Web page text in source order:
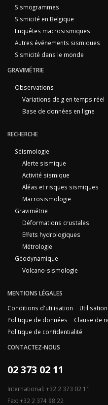
Sismogrammes
Sismicité en Belgique
Enquêtes macrosismiques
Autres événements sismiques
Sismicité dans le monde
GRAVIMÉTRIE
Observations
Variations de g en temps réel
Base de données en ligne
RECHERCHE
Séismologie
Alerte sismique
Activité sismique
Aléas et risques sismiques
Macrosismologie
Gravimétrie
Déformations crustales
Effets hydrologiques
Métrologie
Géodynamique
Volcano-sismologie
MENTIONS LÉGALES
Conditions d'utilisation
Politique de données
Clause de
Politique de confidentialité
CONTACTEZ-NOUS
02 373 02 11
International: +32 2 373 02 11
Fax: +32 2 374 98 22